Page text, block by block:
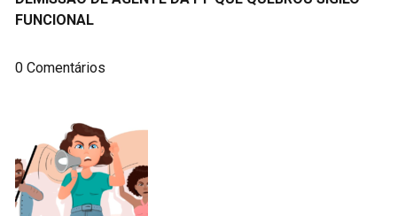
FUNCIONAL
0 Comentários